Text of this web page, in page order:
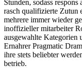
Stunden, sodass
rasch qualifizierte Zutun
mehrere immer wieder
inoffizieller mitarbeiter
ausgewahlte Kategorien
Ernahrer Pragmatic
ihre stets beliebter
betrieb.